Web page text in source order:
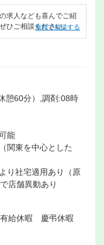
求人なども喜んでご紹
ひご相談ください。
無料で相談する
憩60分）,調剤:08時
能
関東を中心とした
り社宅適用あり（原
店舗異動あり
給休暇 慶弔休暇